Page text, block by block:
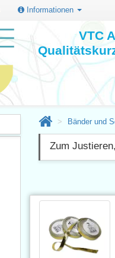
Informationen
VTC
Bänder und
Zum